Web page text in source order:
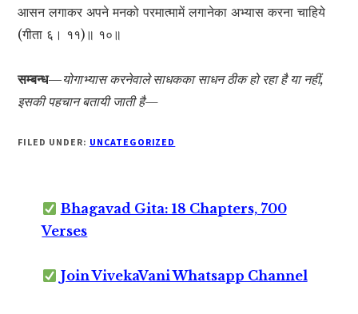
आसन लगाकर अपने मनको परमात्मामें लगानेका अभ्यास करना चाहिये
(गीता ६। ११)॥ १०॥
सम्बन्ध—योगाभ्यास करनेवाले साधकका साधन ठीक हो रहा है या नहीं,
इसकी पहचान बतायी जाती है—
FILED UNDER: UNCATEGORIZED
Bhagavad Gita: 18 Chapters, 700
Verses
Join VivekaVani Whatsapp Channel